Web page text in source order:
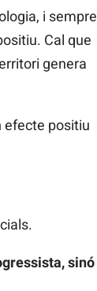
i sempre
Cal que
genera
efecte positiu
sinó